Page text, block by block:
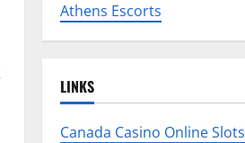
Athens Escorts
LINKS
Canada Casino Online Slots